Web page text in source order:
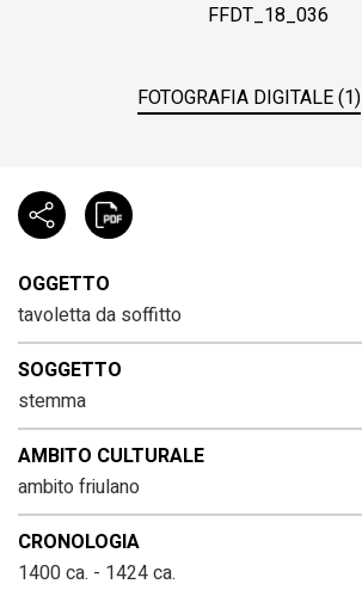
FFDT_18_036
FOTOGRAFIA DIGITALE (1)
OGGETTO
tavoletta da soffitto
SOGGETTO
stemma
AMBITO CULTURALE
ambito friulano
CRONOLOGIA
1400 ca. - 1424 ca.